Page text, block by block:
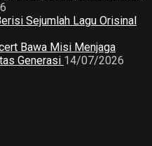
Sejumlah Lagu Orisinal
Bawa Misi Menjaga
Generasi 14/07/2026